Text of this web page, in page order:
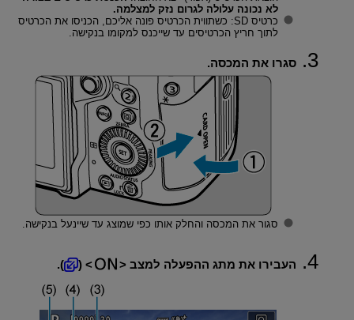
לא נכונה עלולה לגרום נזק למצלמה.
כרטיס SD: כשתווית הכרטיס פונה אליכם, הכניסו את הכרטיס
לתוך חריץ הכרטיסים עד שייכנס למקומו בנקישה.
סגרו את המכסה.
סגור את המכסה והחלק אותו כפי שמוצג עד שיינעל בנקישה.
העבירו את מתג ההפעלה למצב (
).